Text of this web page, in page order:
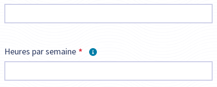
Heures par semaine